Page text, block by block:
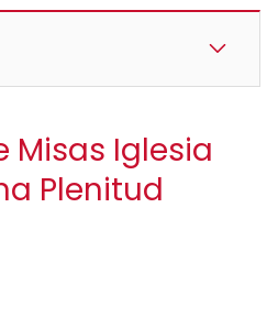
Misas Iglesia
Plenitud